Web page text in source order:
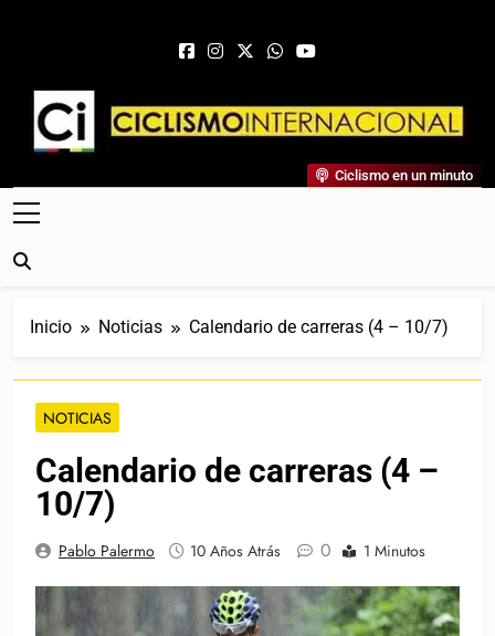
Ciclismo Internacional
Web Dedicada Al Ciclismo Mundial. Entrevistas, Análisis,
Crónicas, Previas Y Más. La Web Ciclista De Referencia.
Ciclismo en un minuto
Inicio Noticias Calendario de carreras (4 – 10/7)
NOTICIAS
Calendario de carreras (4 –
10/7)
Pablo Palermo 10 Años Atrás 0 1 Minutos